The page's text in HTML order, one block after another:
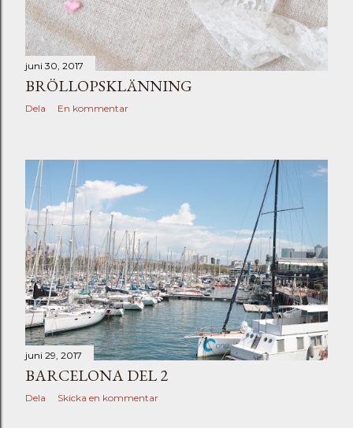
juni 30, 2017
BRÖLLOPSKLÄNNING
Dela En kommentar
juni 29, 2017
BARCELONA DEL 2
Dela Skicka en kommentar